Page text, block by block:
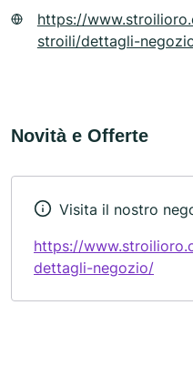
https://
stroili/dettagli-
Novità e Offerte
Visita il nostro
https://
dettagli-negozio/